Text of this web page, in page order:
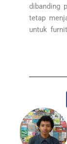
dibanding
tetap
untuk